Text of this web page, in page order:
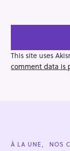
a
g
a
t
This site uses
comment data is
C
À LA UNE NOS